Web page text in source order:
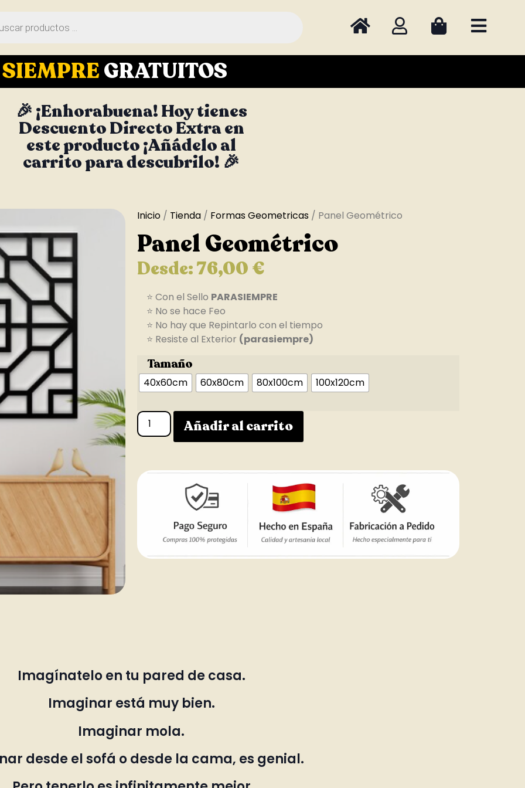
SIEMPREGRATUITOS
🎉 ¡Enhorabuena! Hoy tienes
Descuento Directo Extra en
este producto ¡Añádelo al
carrito para descubrilo! 🎉
Inicio / Tienda / Formas Geometricas / Panel Geométrico
Panel Geométrico
Desde:76,00€
⭐ Con el Sello PARASIEMPRE
⭐ No se hace Feo
⭐ No hay que Repintarlo con el tiempo
⭐ Resiste al Exterior (parasiempre)
Tamaño
40x60cm 60x80cm 80x100cm 100x120cm
Añadir al carrito
Imagínatelo en tu pared de casa.
Imaginar está muy bien.
Imaginar mola.
desde el sofá o desde la cama, es genial.